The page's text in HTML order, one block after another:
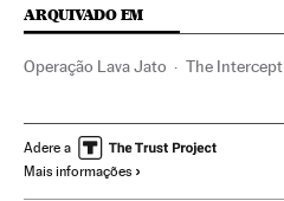
ARQUIVADO EM
Operação Lava Jato The Intercept
Petrobras Polícia Federal
Adere a
Mais informações